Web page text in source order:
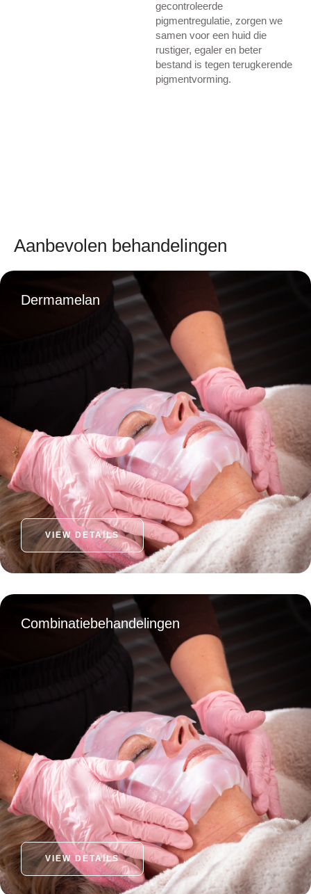
gecontroleerde
pigmentregulatie, zorgen we
samen voor een huid die
rustiger, egaler en beter
bestand is tegen terugkerende
pigmentvorming.
Aanbevolen behandelingen
Dermamelan
VIEW DETAILS
Combinatiebehandelingen
VIEW DETAILS